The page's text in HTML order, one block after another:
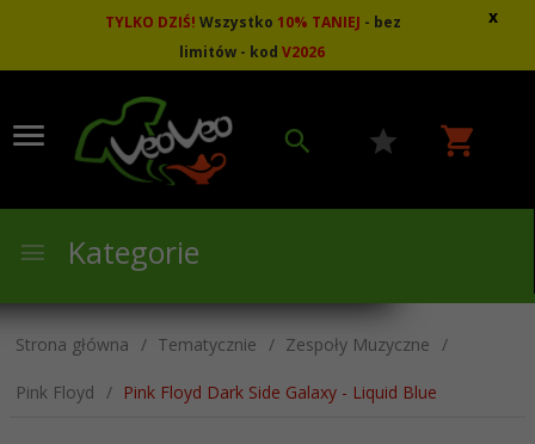
TYLKO DZIŚ! Wszystko10% TANIEJ - bez
limitów - kod V2026
x
Kategorie
Strona główna Tematycznie Zespoły Muzyczne
Pink Floyd Pink Floyd Dark Side Galaxy - Liquid Blue